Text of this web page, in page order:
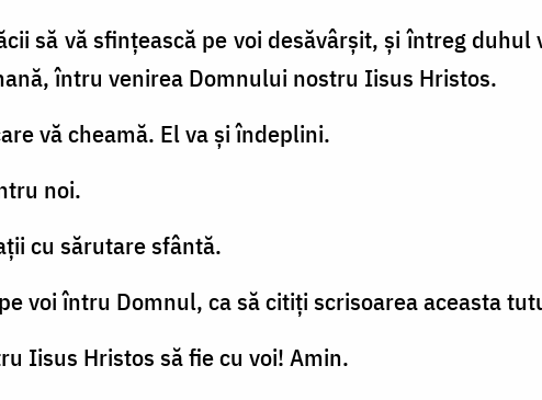
să vă sfinţească pe voi desăvârşit, şi întreg
întru venirea Domnului nostru Iisus Hristos.
vă cheamă. El va şi îndeplini.
noi.
cu sărutare sfântă.
voi întru Domnul, ca să citiţi scrisoarea aceasta
Iisus Hristos să fie cu voi! Amin.